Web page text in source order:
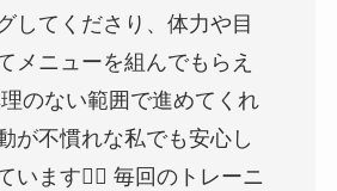
してくださり、体力や目
メニューを組んでもらえ
のない範囲で進めてくれ
が不慣れな私でも安心し
います🏋️‍♀️ 毎回のトレーニ